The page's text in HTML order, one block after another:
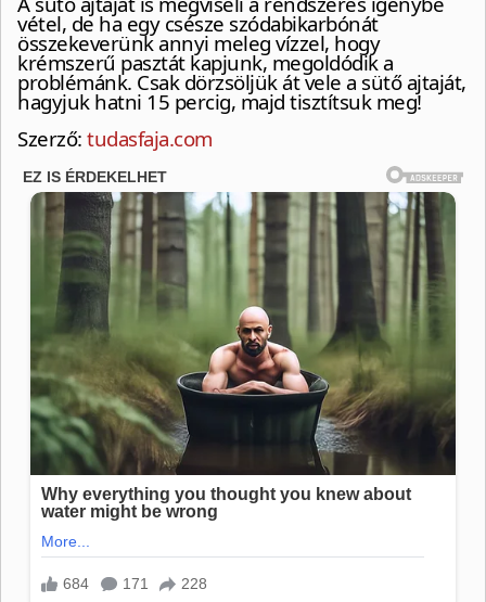
vétel, de ha egy csésze szódabikarbónát
összekeverünk annyi meleg vízzel, hogy
krémszerű pasztát kapjunk, megoldódik a
problémánk. Csak dörzsöljük át vele a sütő ajtaját,
hagyjuk hatni 15 percig, majd tisztítsuk meg!
Szerző: tudasfaja.com